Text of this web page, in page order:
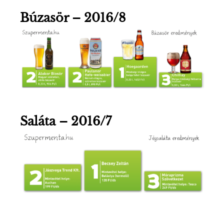
Búzasör – 2016/8
Saláta – 2016/7